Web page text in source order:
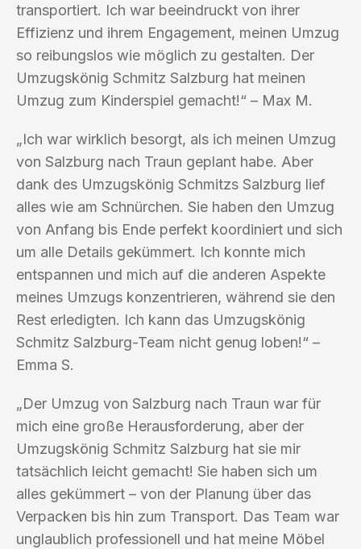
transportiert. Ich war beeindruckt von ihrer
Effizienz und ihrem Engagement, meinen Umzug
so reibungslos wie möglich zu gestalten. Der
Umzugskönig Schmitz Salzburg hat meinen
Umzug zum Kinderspiel gemacht!“ – Max M.
„Ich war wirklich besorgt, als ich meinen Umzug
von Salzburg nach Traun geplant habe. Aber
dank des Umzugskönig Schmitzs Salzburg lief
alles wie am Schnürchen. Sie haben den Umzug
von Anfang bis Ende perfekt koordiniert und sich
um alle Details gekümmert. Ich konnte mich
entspannen und mich auf die anderen Aspekte
meines Umzugs konzentrieren, während sie den
Rest erledigten. Ich kann das Umzugskönig
Schmitz Salzburg-Team nicht genug loben!“ –
Emma S.
„Der Umzug von Salzburg nach Traun war für
mich eine große Herausforderung, aber der
Umzugskönig Schmitz Salzburg hat sie mir
tatsächlich leicht gemacht! Sie haben sich um
alles gekümmert – von der Planung über das
Verpacken bis hin zum Transport. Das Team war
unglaublich professionell und hat meine Möbel